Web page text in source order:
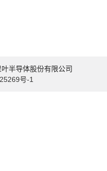
半导体股份有限公司
号-1